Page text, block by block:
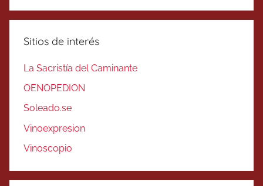
Sitios de interés
La Sacristía del Caminante
OENOPEDION
Soleado.se
Vinoexpresion
Vinoscopio